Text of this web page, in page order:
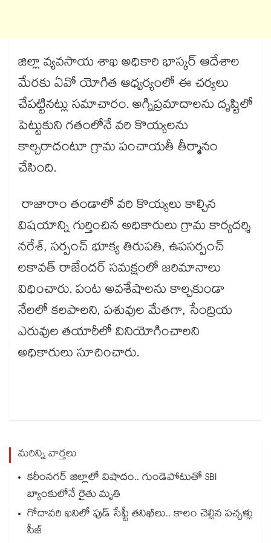
జిల్లా వ్యవసాయ శాఖ అధికారి భాస్కర్ ఆదేశాల
మేరకు ఏవో యోగిత ఆధ్వర్యంలో ఈ చర్యలు
చేపట్టినట్లు సమాచారం. అగ్నిప్రమాదాలను దృష్టిలో
పెట్టుకుని గతంలోనే వరి కొయ్యలను
కాల్చరాదంటూ గ్రామ పంచాయతీ తీర్మానం
చేసింది.
రాజారాం తండాలో వరి కొయ్యలు కాల్చిన
విషయాన్ని గుర్తించిన అధికారులు గ్రామ కార్యదర్శి
నరేశ్, సర్పంచ్ భూక్య తిరుపతి, ఉపసర్పంచ్
లకావత్ రాజేందర్ సమక్షంలో జరిమానాలు
విధించారు. పంట అవశేషాలను కాల్చకుండా
నేలలో కలపాలని, పశువుల మేతగా, సేంద్రియ
ఎరువుల తయారీలో వినియోగించాలని
అధికారులు సూచించారు.
మరిన్ని వార్తలు
కరీంనగర్ జిల్లాలో విషాదం.. గుండెపోటుతో SBI
బ్యాంకులోనే రైతు మృతి
గోదావరి ఖనిలో ఫుడ్ సేఫ్టీ తనిఖీలు.. కాలం చెల్లిన పచ్చళ్లు
సీజ్